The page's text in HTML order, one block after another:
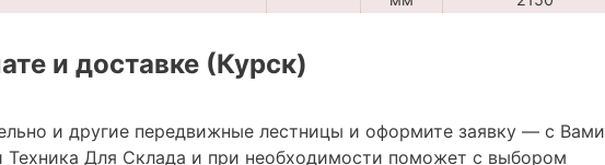
и доставке (Курск)
и другие передвижные лестницы и оформите заявку — с Вами
Для Склада и при необходимости поможет с выбором